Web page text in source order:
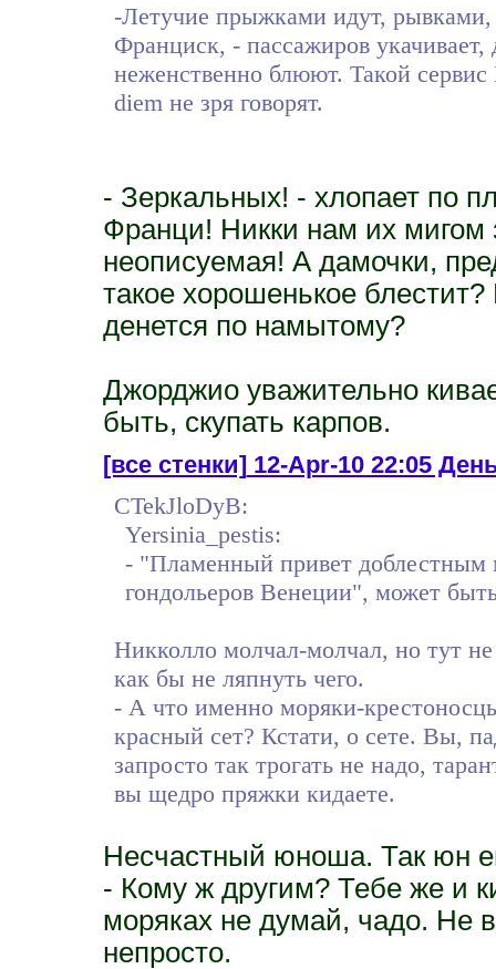
-Летучие прыжками идут, рывками,
Франциск, - пассажиров
неженственно блюют. Такой
diem не зря говорят.
- Зеркальных! - хлопает по
Франци! Никки нам их мигом
неописуемая! А дамочки,
такое хорошенькое
денется по намытому?
Джорджио уважительно
быть, скупать карпов.
[все стенки]12-Apr-10 22:05
CTekJloDyB:
Yersinia_pestis:
- "Пламенный привет доблестным
гондольеров Венеции", может
Никколло молчал-молчал, но тут
как бы не ляпнуть чего.
- А что именно моряки-
красный сет? Кстати, о сете. Вы,
запросто так трогать не надо,
вы щедро пряжки кидаете.
Несчастный юноша. Так юн
- Кому ж другим? Тебе же и
моряках не думай, чадо. Не
непросто.